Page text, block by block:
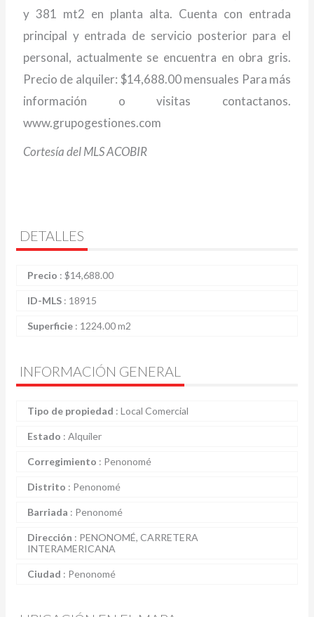
y 381 mt2 en planta alta. Cuenta con entrada
principal y entrada de servicio posterior para el
personal, actualmente se encuentra en obra gris.
Precio de alquiler: $14,688.00 mensuales Para más
información o visitas contactanos.
www.grupogestiones.com
Cortesía del MLS ACOBIR
DETALLES
Precio : $14,688.00
ID-MLS : 18915
Superficie : 1224.00 m2
INFORMACIÓN GENERAL
Tipo de propiedad : Local Comercial
Estado : Alquiler
Corregimiento : Penonomé
Distrito : Penonomé
Barriada : Penonomé
Dirección : PENONOMÉ, CARRETERA
INTERAMERICANA
Ciudad : Penonomé